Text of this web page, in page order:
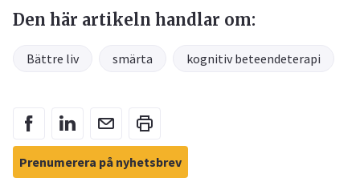
Den här artikeln handlar om:
Bättre liv smärta kognitiv beteendeterapi
Prenumerera på nyhetsbrev